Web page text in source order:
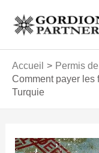
contenu
Accueil
Permis
Comment payer les
Turquie
articles